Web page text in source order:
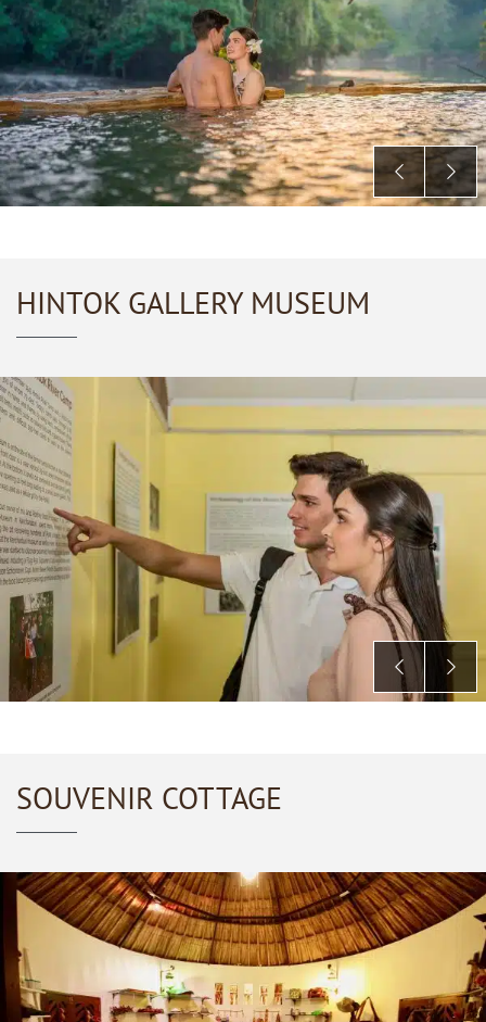
HINTOK GALLERY MUSEUM
SOUVENIR COTTAGE